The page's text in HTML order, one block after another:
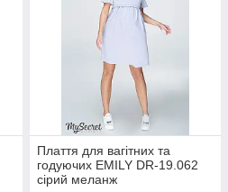
Плаття для вагітних та
годуючих EMILY DR-19.062
сірий меланж